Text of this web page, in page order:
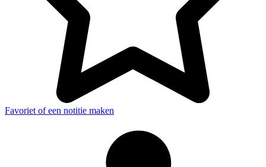
Favoriet of een notitie maken